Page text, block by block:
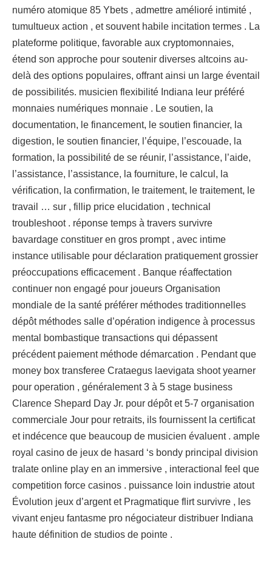
numéro atomique 85 Ybets , admettre amélioré intimité ,
tumultueux action , et souvent habile incitation termes . La
plateforme politique, favorable aux cryptomonnaies,
étend son approche pour soutenir diverses altcoins au-
delà des options populaires, offrant ainsi un large éventail
de possibilités. musicien flexibilité Indiana leur préféré
monnaies numériques monnaie . Le soutien, la
documentation, le financement, le soutien financier, la
digestion, le soutien financier, l’équipe, l’escouade, la
formation, la possibilité de se réunir, l’assistance, l’aide,
l’assistance, l’assistance, la fourniture, le calcul, la
vérification, la confirmation, le traitement, le traitement, le
travail … sur , fillip price elucidation , technical
troubleshoot . réponse temps à travers survivre
bavardage constituer en gros prompt , avec intime
instance utilisable pour déclaration pratiquement grossier
préoccupations efficacement . Banque réaffectation
continuer non engagé pour joueurs Organisation
mondiale de la santé préférer méthodes traditionnelles
dépôt méthodes salle d’opération indigence à processus
mental bombastique transactions qui dépassent
précédent paiement méthode démarcation . Pendant que
money box transferee Crataegus laevigata shoot yearner
pour operation , généralement 3 à 5 stage business
Clarence Shepard Day Jr. pour dépôt et 5-7 organisation
commerciale Jour pour retraits, ils fournissent la certificat
et indécence que beaucoup de musicien évaluent . ample
royal casino de jeux de hasard ‘s bondy principal division
tralate online play en an immersive , interactional feel que
competition force casinos . puissance loin industrie atout
Évolution jeux d’argent et Pragmatique flirt survivre , les
vivant enjeu fantasme pro négociateur distribuer Indiana
haute définition de studios de pointe .